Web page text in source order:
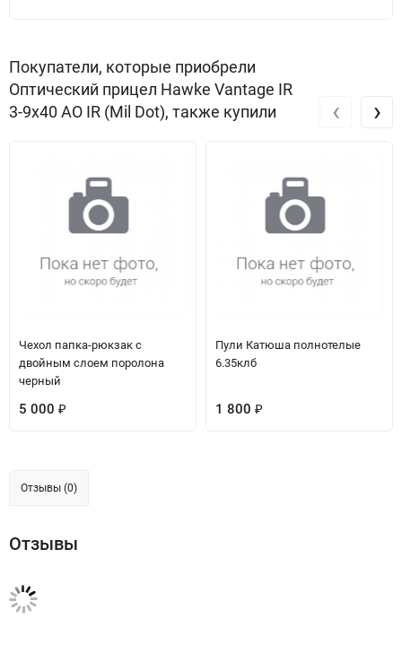
Покупатели, которые приобрели
Оптический прицел Hawke Vantage IR
3-9x40 АО IR (Mil Dot), также купили
Чехол папка-рюкзак с
двойным слоем поролона
черный
5 000 ₽
Пули Катюша полнотелые
6.35клб
1 800 ₽
‹ ›
Отзывы (0)
Отзывы